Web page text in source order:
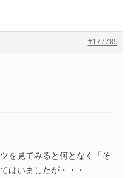
#177785
を見てみると何となく「そ
はいましたが・・・